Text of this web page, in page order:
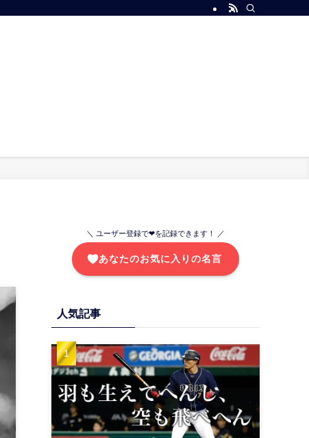
＼ ユーザー登録で❤を記録できます！ ／
あなたのお気に入りの名言
人気記事